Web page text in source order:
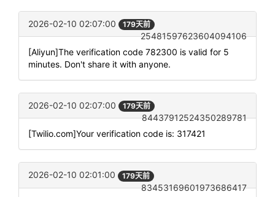
2026-02-10 02:07:00 179天前
25481597623604094106
[Aliyun]The verification code 782300 is valid for 5
minutes. Don't share it with anyone.
2026-02-10 02:07:00 179天前
84437912524350289781
[Twilio.com]Your verification code is: 317421
2026-02-10 02:01:00 179天前
83453169601973686417